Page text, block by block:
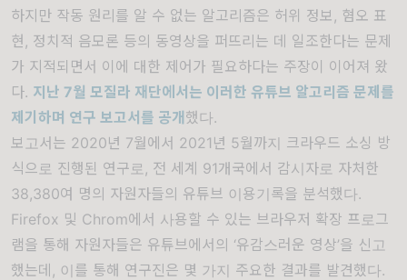
하지만 작동 원리를 알 수 없는 알고리즘은 허위 정보, 혐오 표
현, 정치적 음모론 등의 동영상을 퍼뜨리는 데 일조한다는 문제
가 지적되면서 이에 대한 제어가 필요하다는 주장이 이어져 왔
다. 지난 7월 모질라 재단에서는 이러한 유튜브 알고리즘 문제를
제기하며 연구 보고서를 공개했다.
보고서는 2020년 7월에서 2021 년 5월까지 크라우드 소싱 방
식으로 진행된 연구로 , 전 세계 91개국에서 감시자로 자처한
38,380여 명의 자원자들의 유튜브 이용기록을 분석했다.
Firefox 및 Chrom에서 사용할 수 있는 브라우저 확장 프로그
램을 통해 자원자들은 유튜브에서의 ‘유감스러운 영상’을 신고
했는데 , 이를 통해 연구진은 몇 가지 주요한 결과를 발견했다.